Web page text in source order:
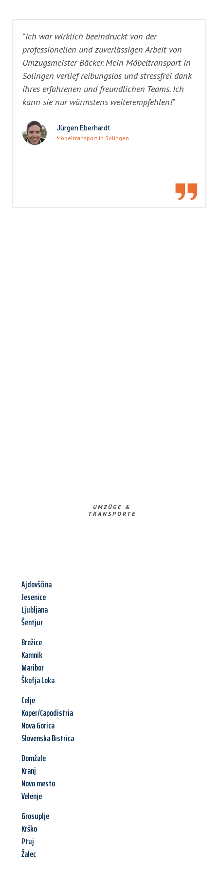
"Ich war wirklich beeindruckt von der
professionellen und zuverlässigen Arbeit von
Umzugsmeister Bäcker. Mein Möbeltransport in
Solingen verlief reibungslos und stressfrei dank
ihres erfahrenen und freundlichen Teams. Ich
kann sie nur wärmstens weiterempfehlen!"
Jürgen Eberhardt
Möbeltransport in Solingen
UMZÜGE &
TRANSPORTE
Ajdovščina
Jesenice
Ljubljana
Šentjur
Brežice
Kamnik
Maribor
Škofja Loka
Celje
Koper/Capodistria
Nova Gorica
Slovenska Bistrica
Domžale
Kranj
Novo mesto
Velenje
Grosuplje
Krško
Ptuj
Žalec